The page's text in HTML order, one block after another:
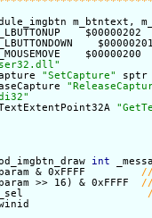
$00000200
"SetCapture"
sptr
int
& 0xFFFF
>> 16) & 0xFFFF
ginfo_sel